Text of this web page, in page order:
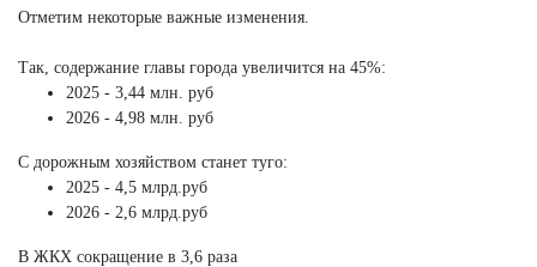
Отметим некоторые важные изменения.
Так, содержание главы города увеличится на 45%:
2025 - 3,44 млн. руб
2026 - 4,98 млн. руб
С дорожным хозяйством станет туго:
2025 - 4,5 млрд.руб
2026 - 2,6 млрд.руб
В ЖКХ сокращение в 3,6 раза